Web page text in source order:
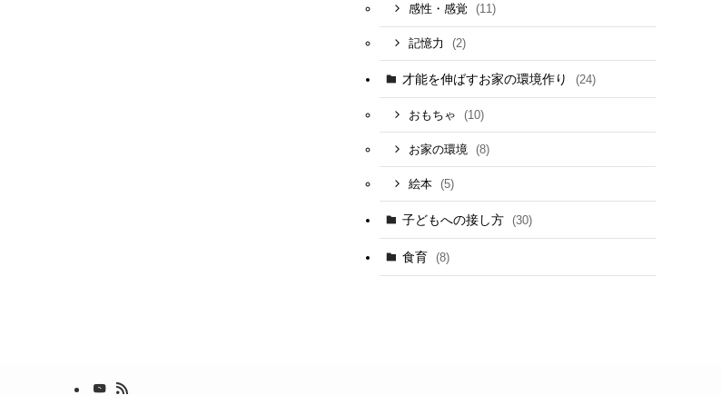
感性・感覚 (11)
記憶力 (2)
才能を伸ばすお家の環境作り (24)
おもちゃ (10)
お家の環境 (8)
絵本 (5)
子どもへの接し方 (30)
食育 (8)